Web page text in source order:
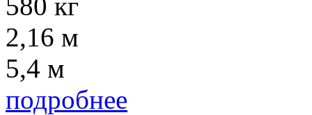
2,16 м
5,4 м
подробнее